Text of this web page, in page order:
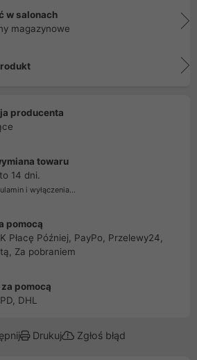
w salonach
magazynowe
producenta
towaru
14 dni.
i wyłączenia...
pomocą
Płacę Później, PayPo, Przelewy24,
Za pobraniem
pomocą
DHL
Drukuj Zgłoś błąd